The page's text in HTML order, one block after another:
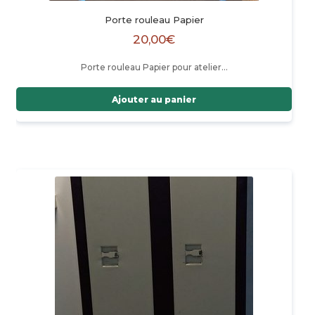
Porte rouleau Papier
20,00€
Porte rouleau Papier pour atelier…
Ajouter au panier